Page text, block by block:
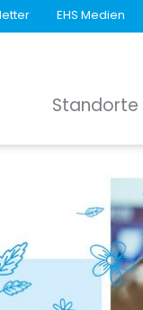
EHS Medien
Standorte